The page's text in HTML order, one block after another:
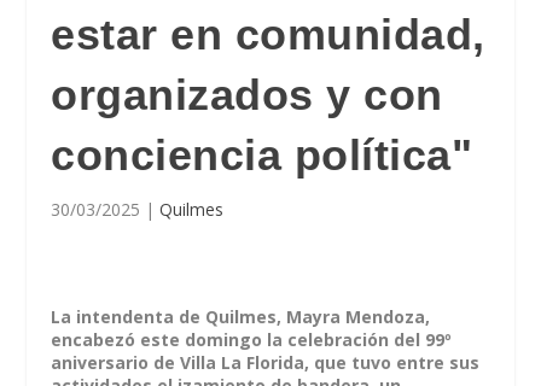
estar en comunidad,
organizados y con
conciencia política"
30/03/2025 |Quilmes
La intendenta de Quilmes, Mayra Mendoza,
encabezó este domingo la celebración del 99º
aniversario de Villa La Florida, que tuvo entre sus